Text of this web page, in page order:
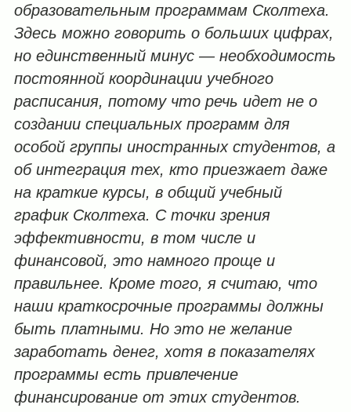
образовательным программам Сколтеха.
Здесь можно говорить о больших цифрах,
но единственный минус — необходимость
постоянной координации учебного
расписания, потому что речь идет не о
создании специальных программ для
особой группы иностранных студентов, а
об интеграция тех, кто приезжает даже
на краткие курсы, в общий учебный
график Сколтеха. С точки зрения
эффективности, в том числе и
финансовой, это намного проще и
правильнее. Кроме того, я считаю, что
наши краткосрочные программы должны
быть платными. Но это не желание
заработать денег, хотя в показателях
программы есть привлечение
финансирование от этих студентов.